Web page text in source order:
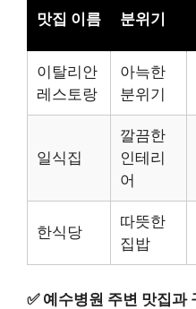
맛집 이름 분위기
이탈리안
레스토랑
아늑한
분위기
일식집
깔끔한
인테리
어
한식당
따뜻한
집밥
✅ 예수병원 주변 맛집과